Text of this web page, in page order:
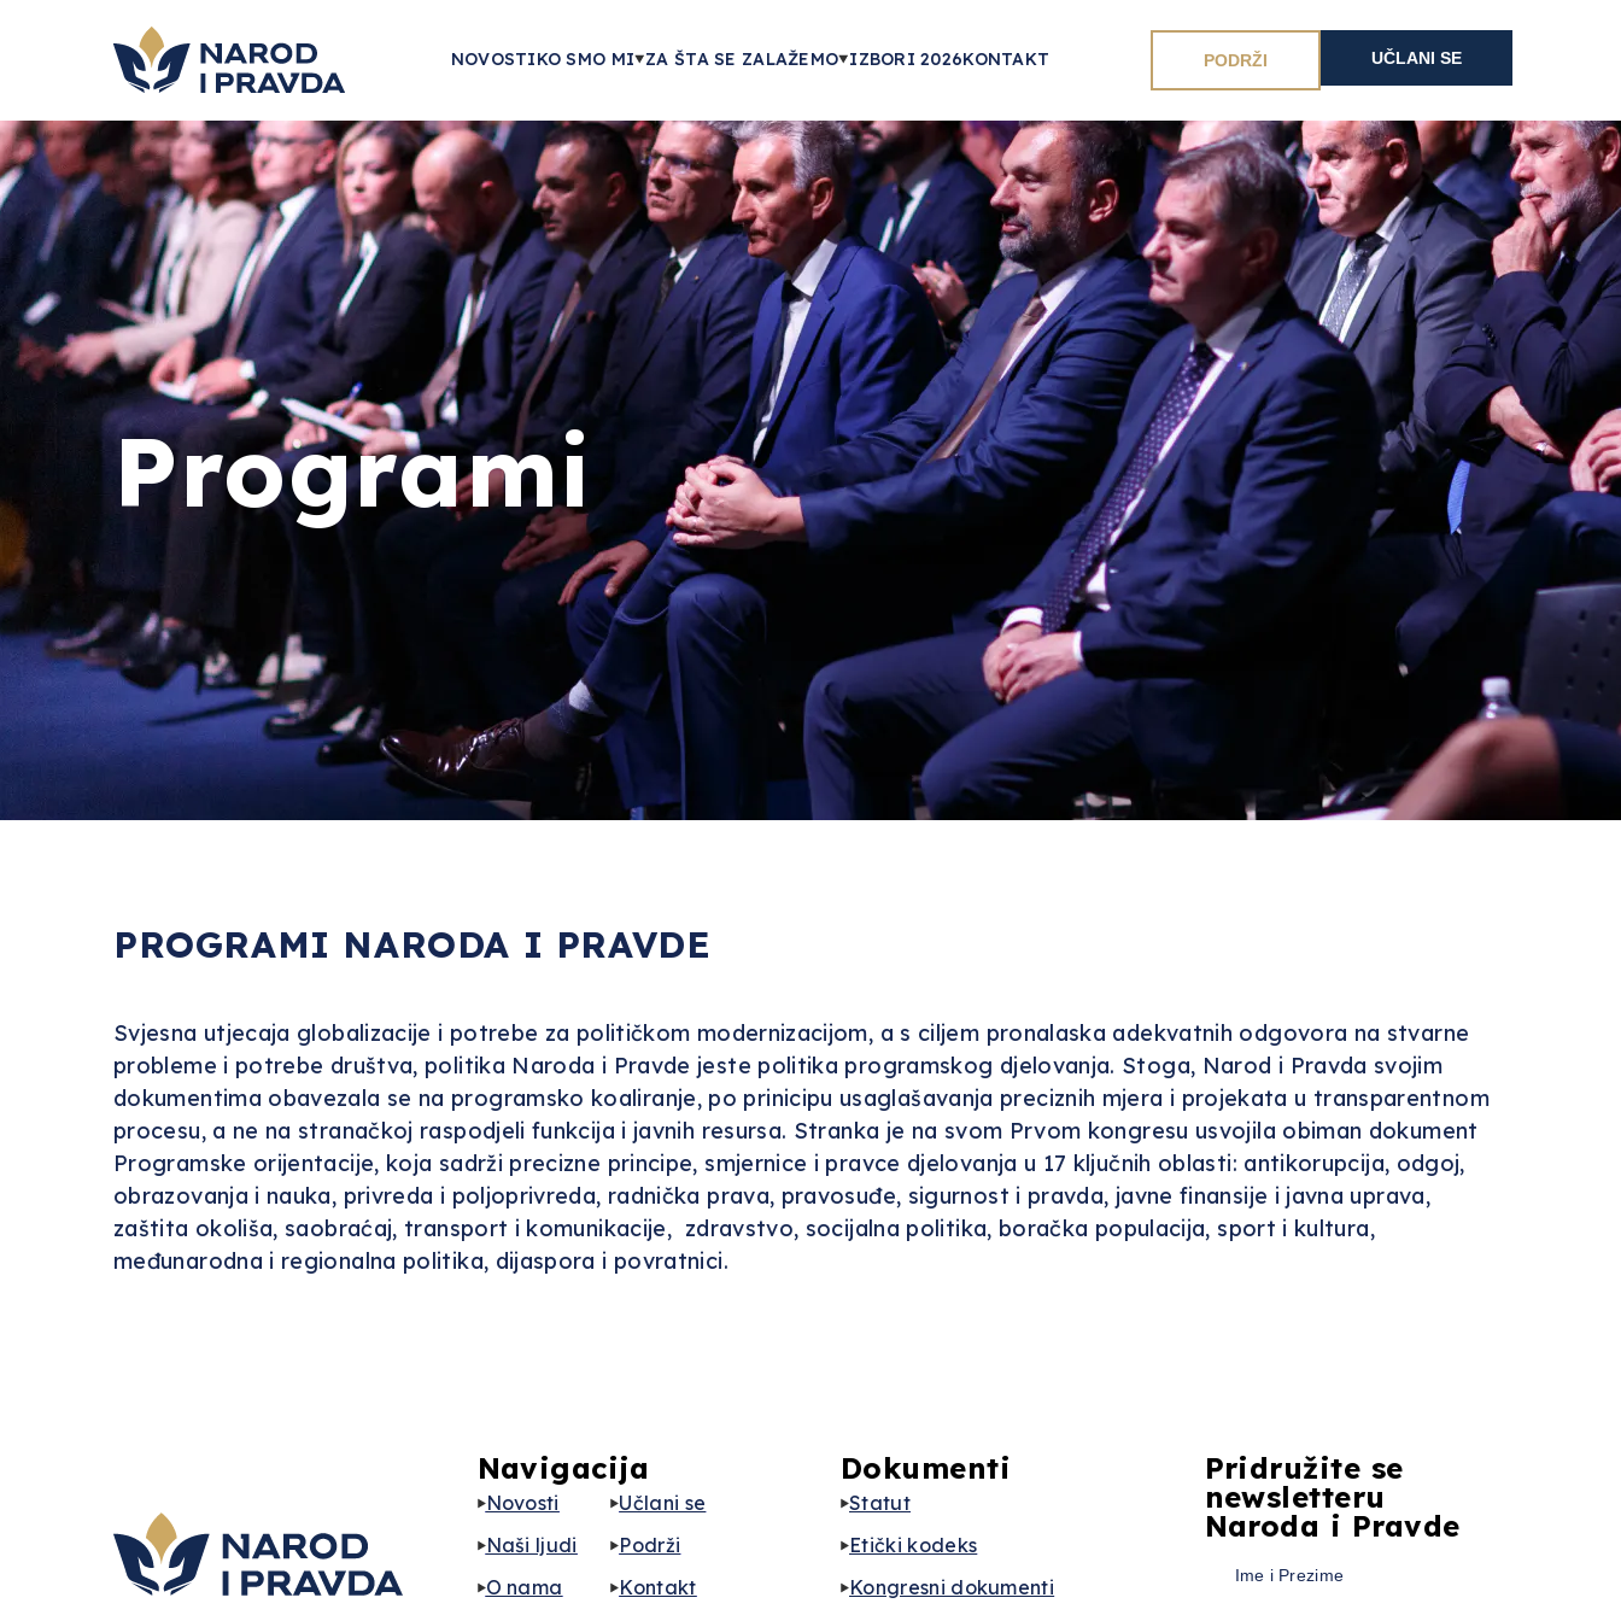
NOVOSTIKO SMO MI ZA ŠTA SE ZALAŽEMO IZBORI 2026KONTAKT PODRŽI UČLANI SE
Programi
PROGRAMI NARODA I PRAVDE
Svjesna utjecaja globalizacije i potrebe za političkom modernizacijom, a s ciljem pronalaska adekvatnih odgovora na stvarne
probleme i potrebe društva, politika Naroda i Pravde jeste politika programskog djelovanja. Stoga, Narod i Pravda svojim
dokumentima obavezala se na programsko koaliranje, po prinicipu usaglašavanja preciznih mjera i projekata u transparentnom
procesu, a ne na stranačkoj raspodjeli funkcija i javnih resursa. Stranka je na svom Prvom kongresu usvojila obiman dokument
Programske orijentacije, koja sadrži precizne principe, smjernice i pravce djelovanja u 17 ključnih oblasti: antikorupcija, odgoj,
obrazovanja i nauka, privreda i poljoprivreda, radnička prava, pravosuđe, sigurnost i pravda, javne finansije i javna uprava,
zaštita okoliša, saobraćaj, transport i komunikacije, zdravstvo, socijalna politika, boračka populacija, sport i kultura,
međunarodna i regionalna politika, dijaspora i povratnici.
Navigacija
Novosti
Naši ljudi
O nama
Učlani se
Podrži
Kontakt
Dokumenti
Statut
Etički kodeks
Kongresni dokumenti
Pridružite se
newsletteru
Naroda i Pravde